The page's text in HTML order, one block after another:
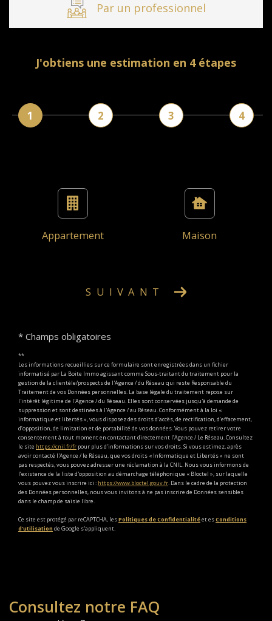
Par un professionnel
J'obtiens une estimation en 4 étapes
1 2 3 4
Appartement Maison
SUIVANT
* Champs obligatoires
**
Les informations recueillies sur ce formulaire sont enregistrées dans un fichier
informatisé par La Boite Immo agissant comme Sous-traitant du traitement pour la
gestion de la clientèle/prospects de l'Agence / du Réseau qui reste Responsable du
Traitement de vos Données personnelles. La base légale du traitement repose sur
l'intérêt légitime de l'Agence / du Réseau. Elles sont conservées jusqu'à demande de
suppression et sont destinées à l'Agence / au Réseau. Conformément à la loi «
informatique et libertés », vous disposez des droits d’accès, de rectification, d’effacement,
d’opposition, de limitation et de portabilité de vos données. Vous pouvez retirer votre
consentement à tout moment en contactant directement l’Agence / Le Réseau. Consultez
le site https://cnil.fr/fr pour plus d’informations sur vos droits. Si vous estimez, après
avoir contacté l'Agence / le Réseau, que vos droits « Informatique et Libertés » ne sont
pas respectés, vous pouvez adresser une réclamation à la CNIL. Nous vous informons de
l’existence de la liste d'opposition au démarchage téléphonique « Bloctel », sur laquelle
vous pouvez vous inscrire ici : https://www.bloctel.gouv.fr . Dans le cadre de la protection
des Données personnelles, nous vous invitons à ne pas inscrire de Données sensibles
dans le champ de saisie libre.
Ce site est protégé par reCAPTCHA, lesPolitiques de Confidentialitéet esConditions
d'utilisation de Google s'appliquent.
vendre mon bien louer mon bien
Consultez notre FAQ